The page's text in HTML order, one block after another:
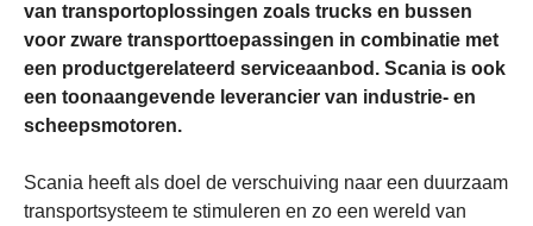
van transportoplossingen zoals trucks en bussen
voor zware transporttoepassingen in combinatie met
een productgerelateerd serviceaanbod. Scania is ook
een toonaangevende leverancier van industrie- en
scheepsmotoren.
Scania heeft als doel de verschuiving naar een duurzaam
transportsysteem te stimuleren en zo een wereld van